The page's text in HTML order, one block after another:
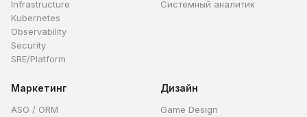
Infrastructure
Kubernetes
Observability
Security
SRE/Platform
Системный аналитик
Маркетинг
ASO / ORM
Дизайн
Game Design